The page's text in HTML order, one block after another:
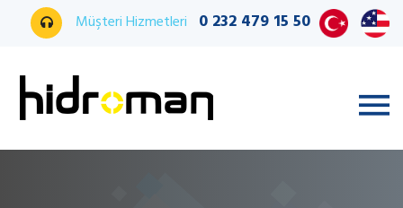
Müşteri Hizmetleri 0 232 479 15 50